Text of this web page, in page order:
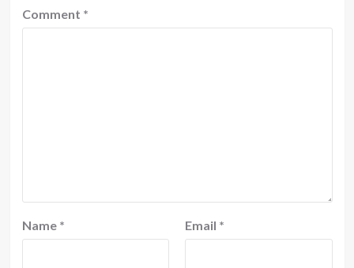
Comment *
Name * Email *